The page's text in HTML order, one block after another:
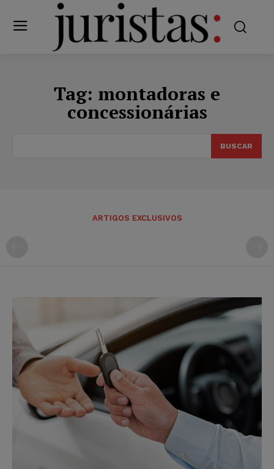
Tag: montadoras e
concessionárias
BUSCAR
ARTIGOS EXCLUSIVOS